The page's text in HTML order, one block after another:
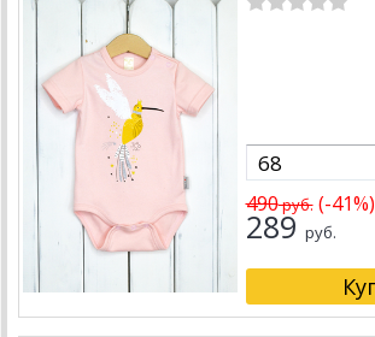
490руб.(-41%)
289 руб.